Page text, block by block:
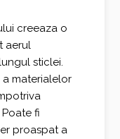
creeaza o
aerul
sticlei.
materialelor
fi
proaspat a